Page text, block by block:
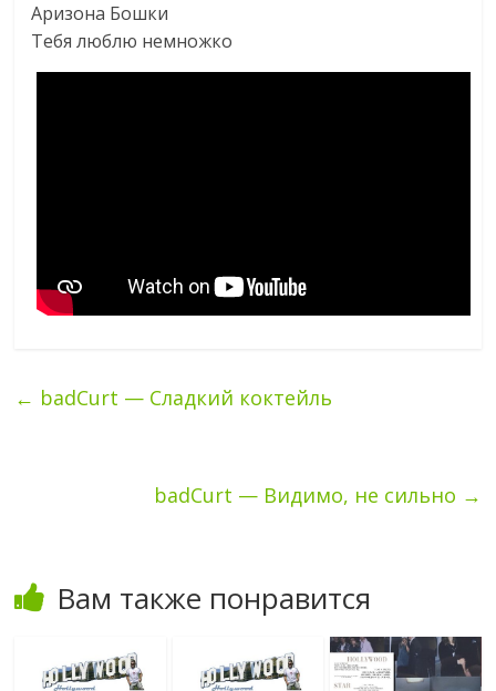
Аризона Бошки
Тебя люблю немножко
← badCurt — Сладкий коктейль
badCurt — Видимо, не сильно →
Вам также понравится